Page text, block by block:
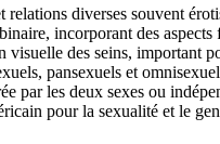
diverses souvent
incorporant des aspects
visuelle des seins, important
pansexuels et
par les deux sexes ou
pour la sexualité et le